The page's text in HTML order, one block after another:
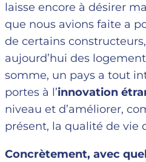
laisse encore à désirer
que nous avions faite a
de certains
aujourd’hui des
somme, un pays a tout
portes à l’innovation
niveau et d’améliorer,
présent, la qualité de vie
Concrètement, avec